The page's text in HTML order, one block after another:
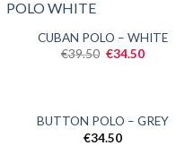
SALECUBAN POLO – WHITE
€39.50 Oorspronkelijke
€34.50Huidige
BUTTON POLO – GREY
€34.50